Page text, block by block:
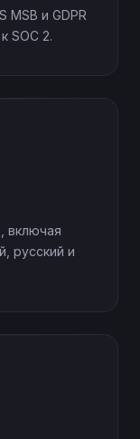
MSB и GDPR
SOC 2.
включая
русский и